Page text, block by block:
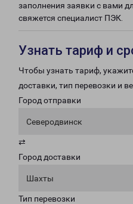
заполнения заявки с вами
свяжется специалист ПЭК.
Узнать тариф и
Чтобы узнать тариф,
доставки, тип перевозки и
Город отправки
Северодвинск
⇄
Город доставки
Шахты
Тип перевозки